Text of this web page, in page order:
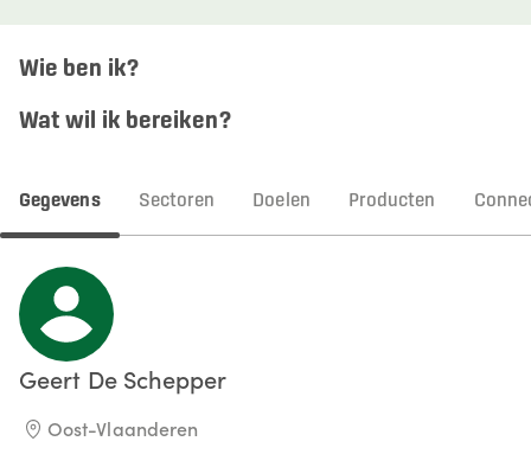
Wie ben ik?
Wat wil ik bereiken?
Gegevens Sectoren Doelen Producten
Geert De Schepper
Oost-Vlaanderen